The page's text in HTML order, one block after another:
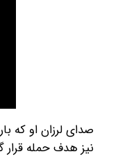
صدای لرزان او که
نیز هدف حمله قرار